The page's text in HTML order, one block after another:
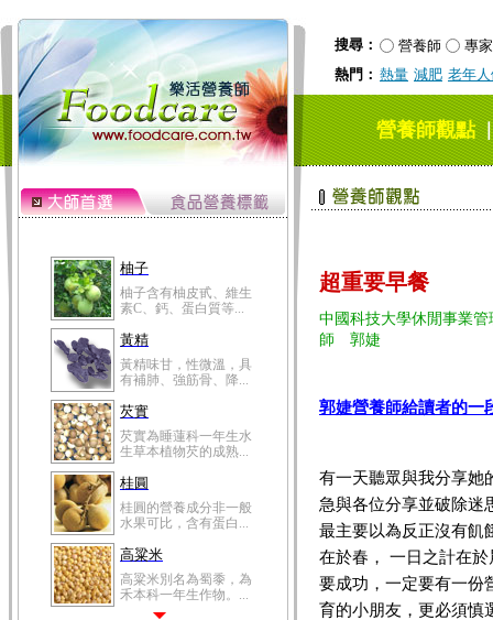
搜尋： 營養師
專家
熱門： 熱量 減肥 老年
營養師觀點
柚子
柚子含有柚皮甙、維生
素C、鈣、蛋白質等...
黃精
黃精味甘，性微溫，具
有補肺、強筋骨、降...
芡實
芡實為睡蓮科一年生水
生草本植物芡的成熟...
桂圓
桂圓的營養成分非一般
水果可比，含有蛋白...
高粱米
高粱米別名為蜀黍，為
禾本科一年生作物。...
超重要早餐
中國科技大學休閒事業
師 郭婕
郭婕營養師給讀者的一
有一天聽眾與我分享她
急與各位分享並破除迷
最主要以為反正沒有飢
在於春， 一日之計在
要成功，一定要有一份
育的小朋友，更必須慎